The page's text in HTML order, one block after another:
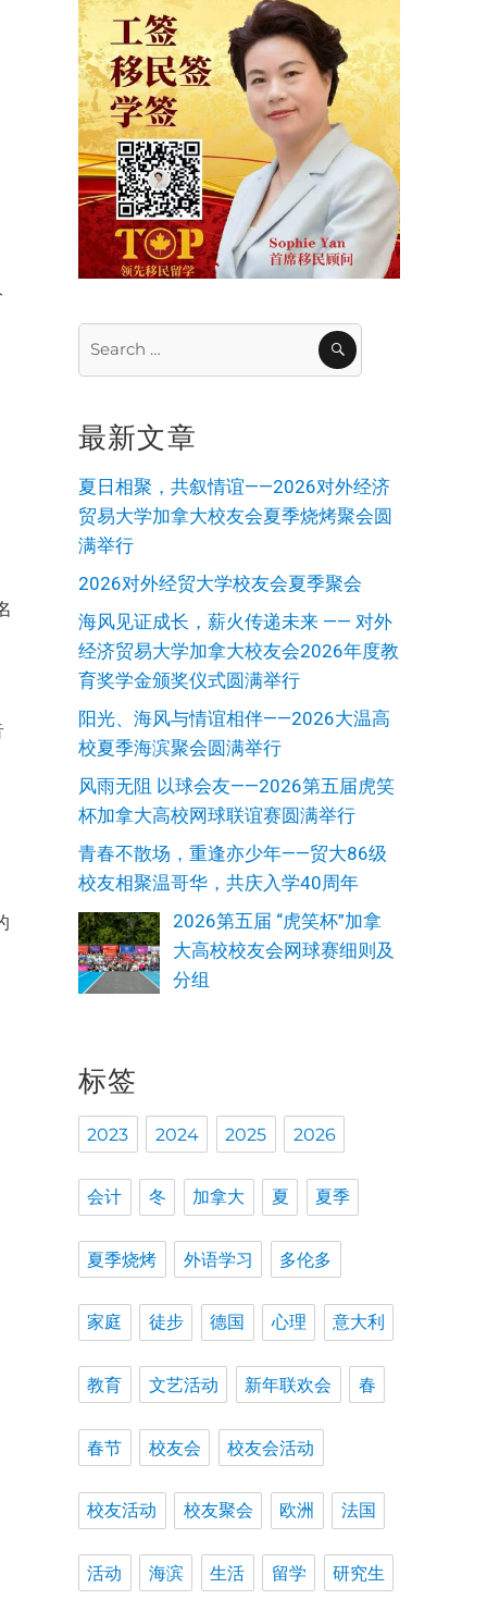
SEARCH
最新文章
夏日相聚，共叙情谊——2026对外经济
贸易大学加拿大校友会夏季烧烤聚会圆
满举行
2026对外经贸大学校友会夏季聚会
海风见证成长，薪火传递未来 —— 对外
经济贸易大学加拿大校友会2026年度教
育奖学金颁奖仪式圆满举行
阳光、海风与情谊相伴——2026大温高
校夏季海滨聚会圆满举行
风雨无阻 以球会友——2026第五届虎笑
杯加拿大高校网球联谊赛圆满举行
青春不散场，重逢亦少年——贸大86级
校友相聚温哥华，共庆入学40周年
2026第五届 “虎笑杯”加拿
大高校校友会网球赛细则及
分组
标签
2023 2024 2025 2026
会计 冬 加拿大 夏 夏季
夏季烧烤 外语学习 多伦多
家庭 徒步 德国 心理 意大利
教育 文艺活动 新年联欢会 春
春节 校友会 校友会活动
校友活动 校友聚会 欧洲 法国
活动 海滨 生活 留学 研究生